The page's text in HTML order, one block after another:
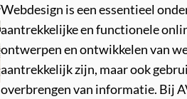
Webdesign is een essentieel
aantrekkelijke en functionele
ontwerpen en ontwikkelen van
aantrekkelijk zijn, maar ook
overbrengen van informatie. Bij